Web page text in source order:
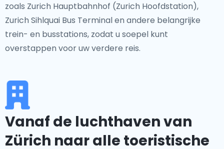
zoals Zurich Hauptbahnhof (Zurich Hoofdstation),
Zurich Sihlquai Bus Terminal en andere belangrijke
trein- en busstations, zodat u soepel kunt
overstappen voor uw verdere reis.
Vanaf de luchthaven van
Zürich naar alle toeristische